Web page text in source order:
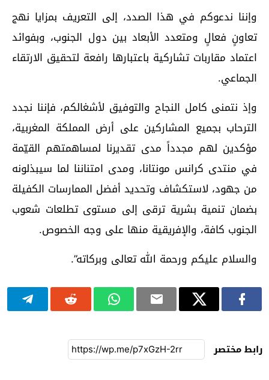
وإننا ندعوكم في هذا الصدد، إلى التعريف بمزايا نهج
تعاونٍ فعالٍ ومتعدد الأبعاد بين دول الجنوب، وبفوائد
اعتماد مقاربات تشاركية باعتبارها رافعة لتحقيق الارتقاء
الجماعي.
وإذ نتمنى كامل النجاح والتوفيق لأشغالكم، فإننا نجدد
الترحاب بجميع المشاركين على أرض المملكة المغربية،
مؤكدين لهم مجدداً مدى تقديرنا لمساهمتهم القيّمة
في منتدى كرانس مونتانا، ومدى امتناننا لما سيبذلونه
من جهود، لاستكشاف وتحديد أفضل الممارسات الكفيلة
بضمان تنمية بشرية ترقى إلى مستوى تطلعات شعوب
الجنوب كافة، والإفريقية منها على وجه الخصوص.
والسلام عليكم ورحمة الله تعالى وبركاته”.
رابط مختصر